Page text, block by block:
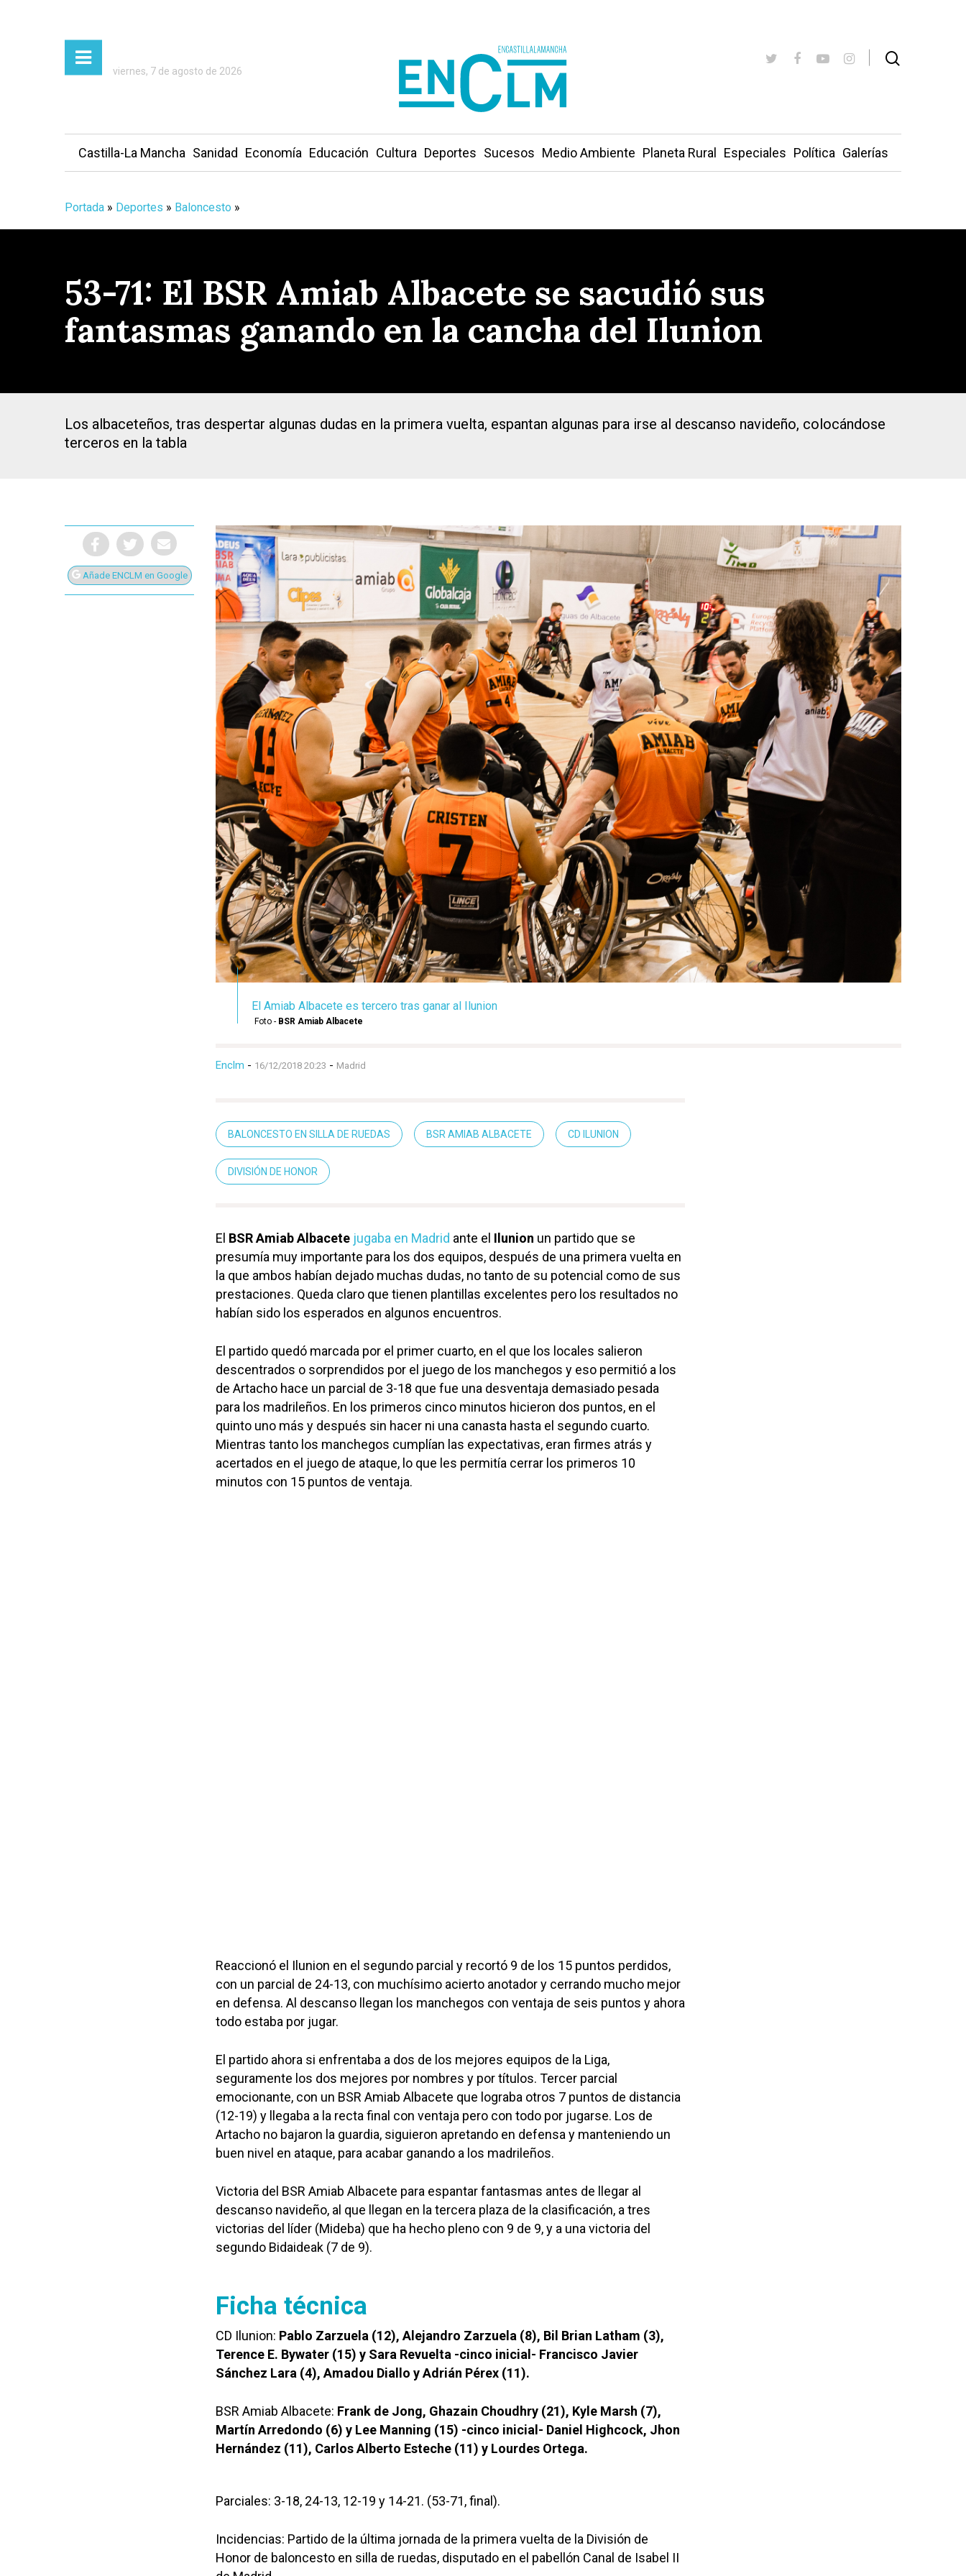
Presiona Intro para buscar o ESC para cerrar
viernes, 7 de agosto de 2026
Castilla-La Mancha Sanidad Economía Educación Cultura Deportes Sucesos Medio Ambiente Planeta Rural Especiales Política Galerías
Portada » Deportes » Baloncesto »
53-71: El BSR Amiab Albacete se sacudió sus
fantasmas ganando en la cancha del Ilunion
Los albaceteños, tras despertar algunas dudas en la primera vuelta, espantan algunas para irse al descanso navideño, colocándose
terceros en la tabla
Añade ENCLM en Google
El Amiab Albacete es tercero tras ganar al Ilunion
Foto - BSR Amiab Albacete
Enclm - 16/12/2018 20:23 - Madrid
BALONCESTO EN SILLA DE RUEDAS BSR AMIAB ALBACETE CD ILUNION
DIVISIÓN DE HONOR
El BSR Amiab Albacete jugaba en Madrid ante el Ilunion un partido que se
presumía muy importante para los dos equipos, después de una primera vuelta en
la que ambos habían dejado muchas dudas, no tanto de su potencial como de sus
prestaciones. Queda claro que tienen plantillas excelentes pero los resultados no
habían sido los esperados en algunos encuentros.
El partido quedó marcada por el primer cuarto, en el que los locales salieron
descentrados o sorprendidos por el juego de los manchegos y eso permitió a los
de Artacho hace un parcial de 3-18 que fue una desventaja demasiado pesada
para los madrileños. En los primeros cinco minutos hicieron dos puntos, en el
quinto uno más y después sin hacer ni una canasta hasta el segundo cuarto.
Mientras tanto los manchegos cumplían las expectativas, eran firmes atrás y
acertados en el juego de ataque, lo que les permitía cerrar los primeros 10
minutos con 15 puntos de ventaja.
Reaccionó el Ilunion en el segundo parcial y recortó 9 de los 15 puntos perdidos,
con un parcial de 24-13, con muchísimo acierto anotador y cerrando mucho mejor
en defensa. Al descanso llegan los manchegos con ventaja de seis puntos y ahora
todo estaba por jugar.
El partido ahora si enfrentaba a dos de los mejores equipos de la Liga,
seguramente los dos mejores por nombres y por títulos. Tercer parcial
emocionante, con un BSR Amiab Albacete que lograba otros 7 puntos de distancia
(12-19) y llegaba a la recta final con ventaja pero con todo por jugarse. Los de
Artacho no bajaron la guardia, siguieron apretando en defensa y manteniendo un
buen nivel en ataque, para acabar ganando a los madrileños.
Victoria del BSR Amiab Albacete para espantar fantasmas antes de llegar al
descanso navideño, al que llegan en la tercera plaza de la clasificación, a tres
victorias del líder (Mideba) que ha hecho pleno con 9 de 9, y a una victoria del
segundo Bidaideak (7 de 9).
Ficha técnica
CD Ilunion: Pablo Zarzuela (12), Alejandro Zarzuela (8), Bil Brian Latham (3),
Terence E. Bywater (15) y Sara Revuelta -cinco inicial- Francisco Javier
Sánchez Lara (4), Amadou Diallo y Adrián Pérex (11).
BSR Amiab Albacete: Frank de Jong, Ghazain Choudhry (21), Kyle Marsh (7),
Martín Arredondo (6) y Lee Manning (15) -cinco inicial- Daniel Highcock, Jhon
Hernández (11), Carlos Alberto Esteche (11) y Lourdes Ortega.
Parciales: 3-18, 24-13, 12-19 y 14-21. (53-71, final).
Incidencias: Partido de la última jornada de la primera vuelta de la División de
Honor de baloncesto en silla de ruedas, disputado en el pabellón Canal de Isabel II